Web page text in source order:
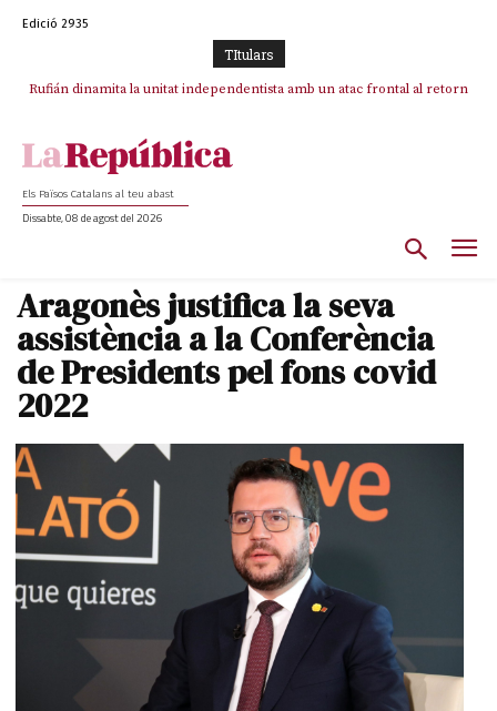
Edició 2935
TItulars
Rufián dinamita la unitat independentista amb un atac frontal al retorn
Puigdemont reivindica la transparència del seu retorn i manté el pols
Els Països Catalans al teu abast
Dissabte, 08 de agost del 2026
Aragonès justifica la seva
assistència a la Conferència
de Presidents pel fons covid
2022